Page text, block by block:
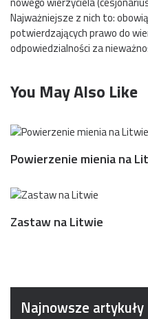
Najważniejsze z nich to:
potwierdzających prawo do
odpowiedzialności za
You May Also Like
Powierzenie mienia na
Zastaw na Litwie
Najnowsze artykuły